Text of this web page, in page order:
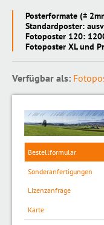
Posterformate (±
Standardposter:
Fotoposter 120:
Fotoposter XL und
Verfügbar als:
Bestellformular
Sonderanfertigungen
Lizenzanfrage
Karte